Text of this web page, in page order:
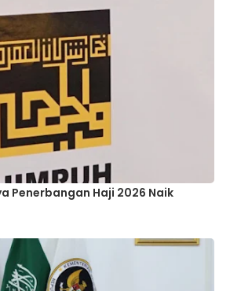
Penerbangan Haji 2026 Naik